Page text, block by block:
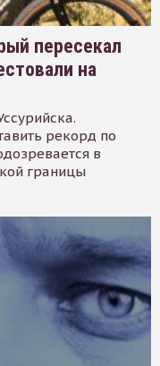
пересекал
на
рекорд по
в
границы